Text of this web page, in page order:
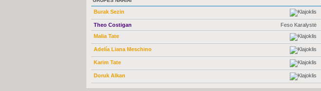
Burak Sezin
Feso Karalystė
Theo Costigan
Malia Tate
Adelía Liana Meschino
Karim Tate
Doruk Alkan